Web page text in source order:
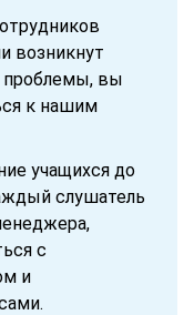
возникнут
проблемы, вы
к нашим
учащихся до
слушатель
с
и